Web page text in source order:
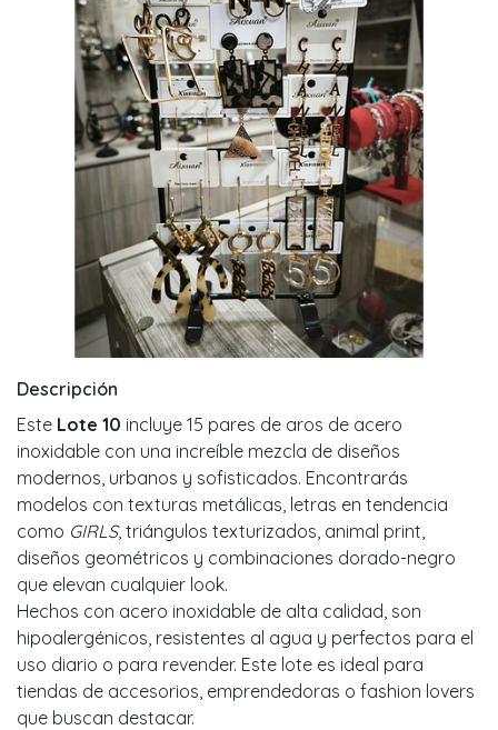
Descripción
Este Lote 10 incluye 15 pares de aros de acero
inoxidable con una increíble mezcla de diseños
modernos, urbanos y sofisticados. Encontrarás
modelos con texturas metálicas, letras en tendencia
como GIRLS, triángulos texturizados, animal print,
diseños geométricos y combinaciones dorado-negro
que elevan cualquier look.
Hechos con acero inoxidable de alta calidad, son
hipoalergénicos, resistentes al agua y perfectos para el
uso diario o para revender. Este lote es ideal para
tiendas de accesorios, emprendedoras o fashion lovers
que buscan destacar.